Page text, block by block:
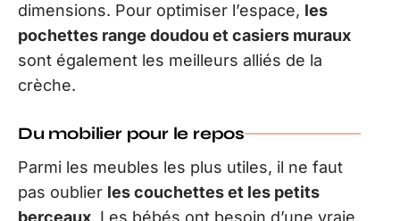
dimensions. Pour optimiser l’espace, les
pochettes range doudou et casiers muraux
sont également les meilleurs alliés de la
crèche.
Du mobilier pour le repos
Parmi les meubles les plus utiles, il ne faut
pas oublier les couchettes et les petits
berceaux. Les bébés ont besoin d’une vraie